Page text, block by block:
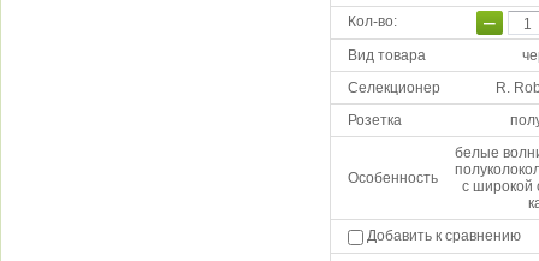
Кол-во: −
Вид товара
Селекционер
R.
Розетка
Особенность
белые
с широкой
Добавить к сравнению